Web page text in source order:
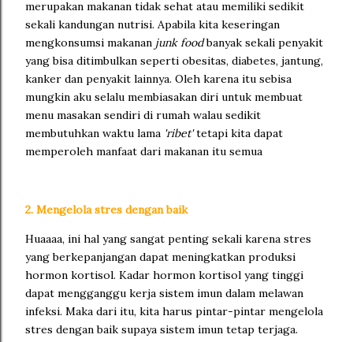
merupakan makanan tidak sehat atau memiliki sedikit
sekali kandungan nutrisi. Apabila kita keseringan
mengkonsumsi makanan junk foodbanyak sekali penyakit
yang bisa ditimbulkan seperti obesitas, diabetes, jantung,
kanker dan penyakit lainnya. Oleh karena itu sebisa
mungkin aku selalu membiasakan diri untuk membuat
menu masakan sendiri di rumah walau sedikit
membutuhkan waktu lama 'ribet'tetapi kita dapat
memperoleh manfaat dari makanan itu semua
2. Mengelola stres dengan baik
Huaaaa, ini hal yang sangat penting sekali karena stres
yang berkepanjangan dapat meningkatkan produksi
hormon kortisol. Kadar hormon kortisol yang tinggi
dapat mengganggu kerja sistem imun dalam melawan
infeksi. Maka dari itu, kita harus pintar-pintar mengelola
stres dengan baik supaya sistem imun tetap terjaga.